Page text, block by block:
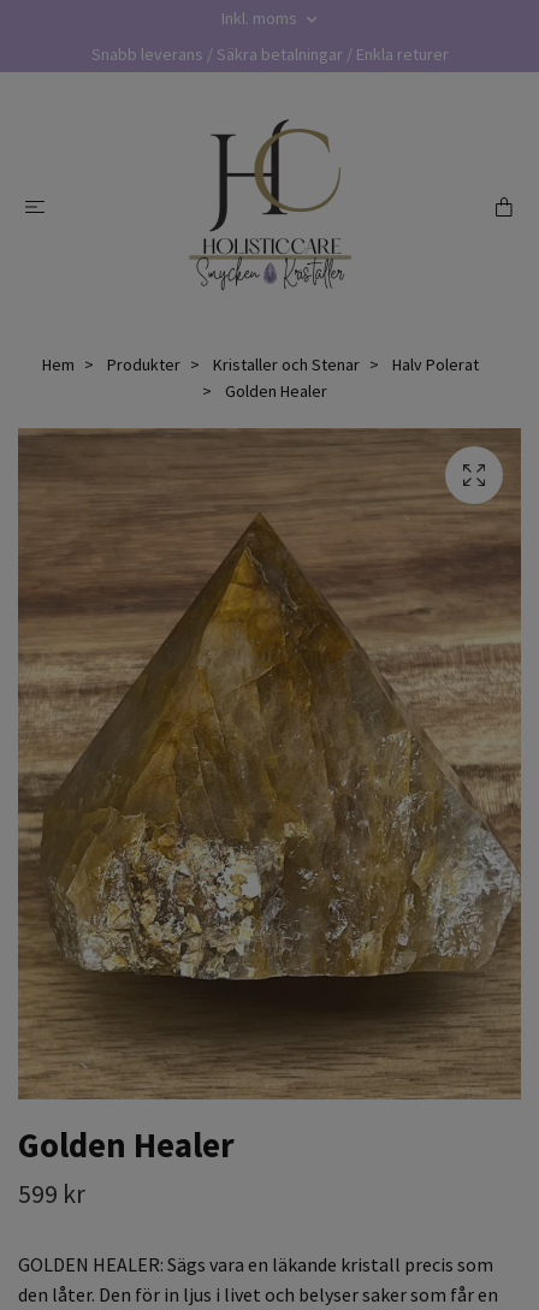
Inkl. moms
Snabb leverans / Säkra betalningar / Enkla returer
Hem Produkter Kristaller och Stenar
Halv Polerat
Golden Healer
Golden Healer
599 kr
GOLDEN HEALER: Sägs vara en läkande kristall precis som
den låter. Den för in ljus i livet och belyser saker som får en